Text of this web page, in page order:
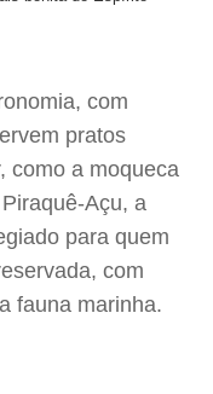
com
pratos
como a moqueca
Açu, a
para quem
com
fauna marinha.